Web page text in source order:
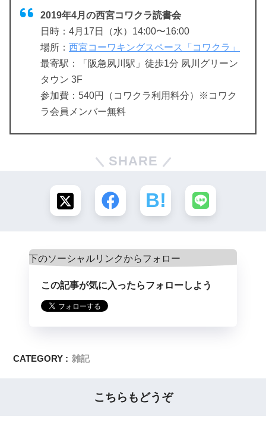
2019年4月の西宮コワクラ読書会
日時：4月17日（水）14:00〜16:00
場所： 西宮コーワキングスペース「コワクラ」
最寄駅：「阪急夙川駅」徒歩1分 夙川グリーン
タウン 3F
参加費：540円（コワクラ利用料分）※コワク
ラ会員メンバー無料
SHARE
この記事が気に入ったらフォローしよう
CATEGORY : 雑記
こちらもどうぞ